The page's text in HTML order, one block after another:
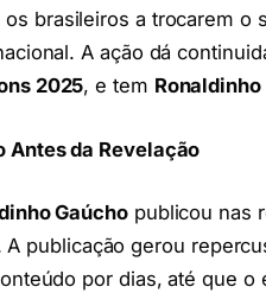
brasileiros a trocarem o
A ação dá
2025, e tem Ronaldinho
Antes da Revelação
Gaúchopublicou nas
A publicação gerou
por dias, até que